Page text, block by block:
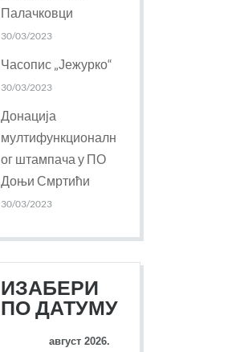
Палачковци
30/03/2023
Часопис „Јежурко“
30/03/2023
Донација
мултифункционалн
ог штампача у ПО
Доњи Смртићи
30/03/2023
ИЗАБЕРИ
ПО ДАТУМУ
август 2026.